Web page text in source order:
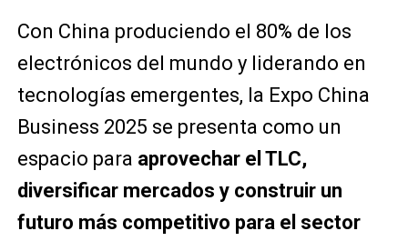
Con China produciendo el 80% de los
electrónicos del mundo y liderando en
tecnologías emergentes, la Expo China
Business 2025 se presenta como un
espacio para aprovechar el TLC,
diversificar mercados y construir un
futuro más competitivo para el sector